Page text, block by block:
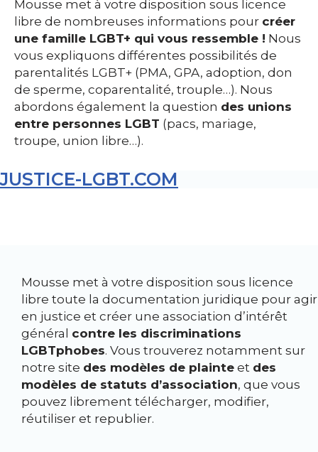
Mousse met à votre disposition sous licence
libre de nombreuses informations pour créer
une famille LGBT+ qui vous ressemble ! Nous
vous expliquons différentes possibilités de
parentalités LGBT+ (PMA, GPA, adoption, don
de sperme, coparentalité, trouple…). Nous
abordons également la question des unions
entre personnes LGBT (pacs, mariage,
troupe, union libre…).
JUSTICE-LGBT.COM
Mousse met à votre disposition sous licence
libre toute la documentation juridique pour agir
en justice et créer une association d’intérêt
général contre les discriminations
LGBTphobes. Vous trouverez notamment sur
notre site des modèles de plainte et des
modèles de statuts d’association, que vous
pouvez librement télécharger, modifier,
réutiliser et republier.